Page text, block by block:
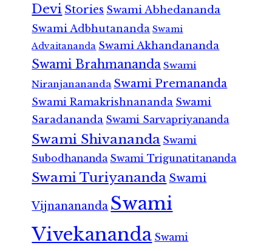
Devi Stories Swami Abhedananda
Swami Adbhutananda Swami
Advaitananda Swami Akhandananda
Swami Brahmananda Swami
Niranjanananda Swami Premananda
Swami Ramakrishnananda Swami
Saradananda Swami Sarvapriyananda
Swami Shivananda Swami
Subodhananda Swami Trigunatitananda
Swami Turiyananda Swami
Vijnanananda Swami
Vivekananda Swami